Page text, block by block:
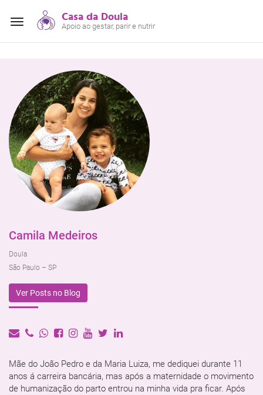
Alterar
Casa da Doula
Apoio ao gestar, parir e nutrir
Camila Medeiros
Doula
São Paulo – SP
Ver Posts no Blog
Mãe do João Pedro e da Maria Luiza, me dediquei durante 11
anos á carreira bancária, mas após a maternidade o movimento
de humanização do parto entrou na minha vida pra ficar. Após